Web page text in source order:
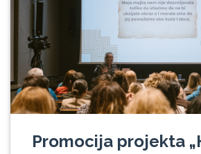
Promocija projekta